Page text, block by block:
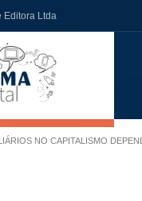
Editora Ltda
NO CAPITALISMO